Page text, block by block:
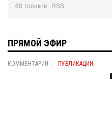
68 топиков · RSS
ПРЯМОЙ ЭФИР
КОММЕНТАРИИ ПУБЛИКАЦИИ